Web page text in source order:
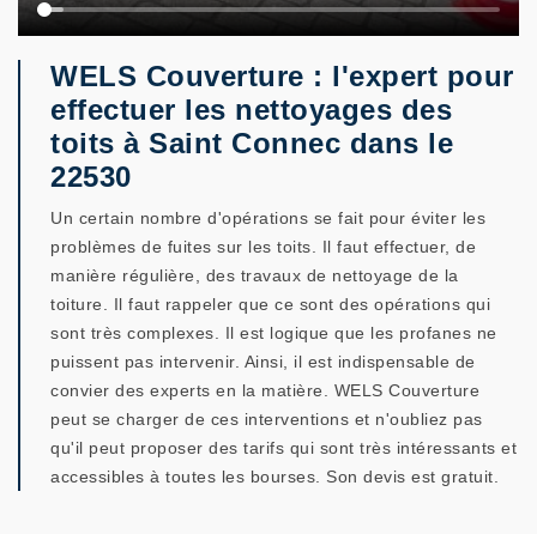
WELS Couverture : l'expert pour
effectuer les nettoyages des
toits à Saint Connec dans le
22530
Un certain nombre d'opérations se fait pour éviter les
problèmes de fuites sur les toits. Il faut effectuer, de
manière régulière, des travaux de nettoyage de la
toiture. Il faut rappeler que ce sont des opérations qui
sont très complexes. Il est logique que les profanes ne
puissent pas intervenir. Ainsi, il est indispensable de
convier des experts en la matière. WELS Couverture
peut se charger de ces interventions et n'oubliez pas
qu'il peut proposer des tarifs qui sont très intéressants et
accessibles à toutes les bourses. Son devis est gratuit.